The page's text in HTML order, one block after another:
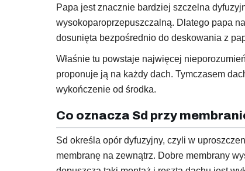
Papa jest znacznie bardziej szczelna
wysokoparoprzepuszczalną. Dlatego papa
dosunięta bezpośrednio do deskowania z
Właśnie tu powstaje najwięcej
proponuje ją na każdy dach. Tymczasem
wykończenie od środka.
Co oznacza Sd przy
Sd określa opór dyfuzyjny, czyli w
membranę na zewnątrz. Dobre membrany